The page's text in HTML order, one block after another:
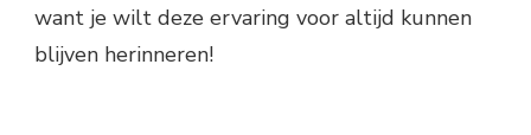
want je wilt deze ervaring voor altijd kunnen
blijven herinneren!